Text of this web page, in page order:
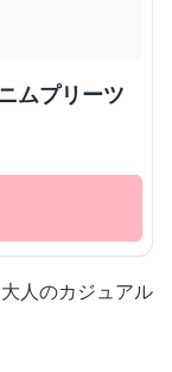
ムプリーツ
人のカジュアル